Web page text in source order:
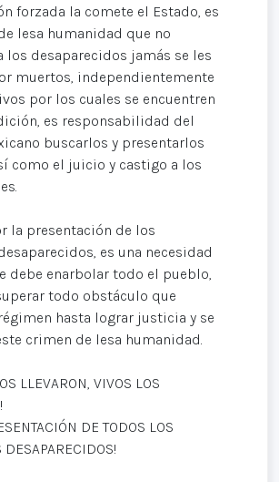
forzada la comete el Estado, es
lesa humanidad que no
los desaparecidos jamás se les
muertos, independientemente
por los cuales se encuentren
es responsabilidad del
buscarlos y presentarlos
como el juicio y castigo a los
la presentación de los
es una necesidad
debe enarbolar todo el pueblo,
todo obstáculo que
hasta lograr justicia y se
crimen de lesa humanidad.
LLEVARON, VIVOS LOS
DE TODOS LOS
DESAPARECIDOS!